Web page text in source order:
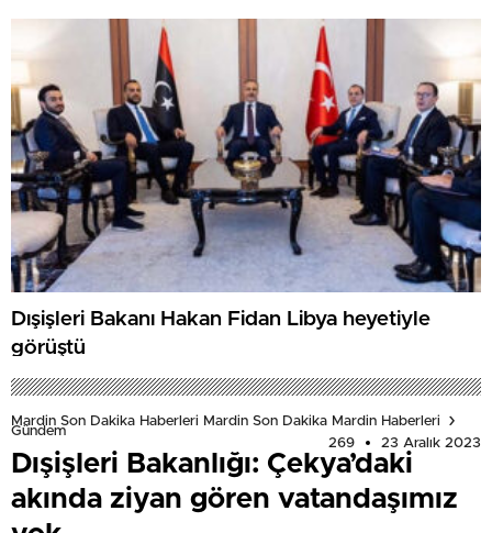
Dışişleri Bakanı Hakan Fidan Libya heyetiyle
görüştü
Mardin Son Dakika Haberleri Mardin Son Dakika Mardin Haberleri
Gündem
269
23 Aralık 2023
Dışişleri Bakanlığı: Çekya’daki
akında ziyan gören vatandaşımız